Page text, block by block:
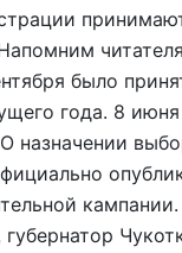
было
года. 8
назначении